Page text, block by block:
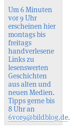
Um 6 Minuten
vor 9 Uhr
erscheinen hier
montags bis
freitags
handverlesene
Links zu
lesenswerten
Geschichten
aus alten und
neuen Medien.
Tipps gerne bis
8 Uhr an
6vor9@bildblog.de.